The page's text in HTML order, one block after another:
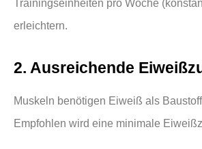
Trainingseinheiten pro Woche
erleichtern.
2. Ausreichende
Muskeln benötigen Eiweiß als
Empfohlen wird eine minimale